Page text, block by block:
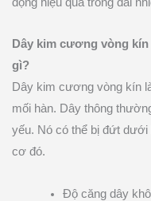
Dây kim cương vòng
gì?
Dây kim cương vòng kín
mối hàn. Dây thông
yếu. Nó có thể bị đứt
cơ đó.
Độ căng dây